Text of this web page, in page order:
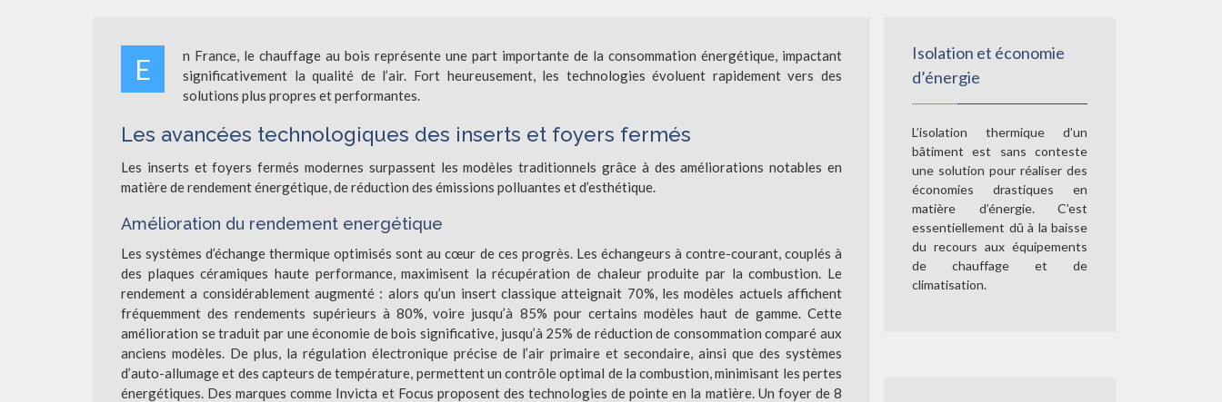
E
n France, le chauffage au bois représente une part importante de la consommation énergétique, impactant
significativement la qualité de l’air. Fort heureusement, les technologies évoluent rapidement vers des
solutions plus propres et performantes.
Les avancées technologiques des inserts et foyers fermés
Les inserts et foyers fermés modernes surpassent les modèles traditionnels grâce à des améliorations notables en
matière de rendement énergétique, de réduction des émissions polluantes et d’esthétique.
Amélioration du rendement energétique
Les systèmes d’échange thermique optimisés sont au cœur de ces progrès. Les échangeurs à contre-courant, couplés à
des plaques céramiques haute performance, maximisent la récupération de chaleur produite par la combustion. Le
rendement a considérablement augmenté : alors qu’un insert classique atteignait 70%, les modèles actuels affichent
fréquemment des rendements supérieurs à 80%, voire jusqu’à 85% pour certains modèles haut de gamme. Cette
amélioration se traduit par une économie de bois significative, jusqu’à 25% de réduction de consommation comparé aux
anciens modèles. De plus, la régulation électronique précise de l’air primaire et secondaire, ainsi que des systèmes
d’auto-allumage et des capteurs de température, permettent un contrôle optimal de la combustion, minimisant les pertes
énergétiques. Des marques comme Invicta et Focus proposent des technologies de pointe en la matière. Un foyer de 8
Isolation et économie
d’énergie
L’isolation thermique d’un
bâtiment est sans conteste
une solution pour réaliser des
économies drastiques en
matière d’énergie. C’est
essentiellement dû à la baisse
du recours aux équipements
de chauffage et de
climatisation.